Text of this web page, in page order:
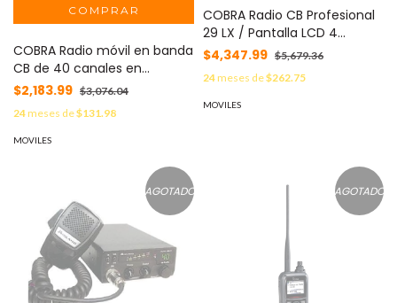
COBRA Radio móvil en banda
CB de 40 canales en
modulación AM y FM MOD:
19MINIAMFM
$2,183.99 $3,076.04
24meses de$131.98
MOVILES
COBRA Radio CB Profesional
29 LX / Pantalla LCD 4
Colores Selectable /
Plataforma 29 LTD Classic /
Diagnóstico y Monitoreo
Avanzado / Funcionalidad
$4,347.99 $5,679.36
24meses de$262.75
MOVILES
AGOTADO AGOTADO